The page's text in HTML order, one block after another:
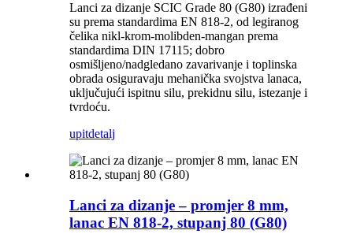
Lanci za dizanje SCIC Grade 80 (G80) izrađeni
su prema standardima EN 818-2, od legiranog
čelika nikl-krom-molibden-mangan prema
standardima DIN 17115; dobro
osmišljeno/nadgledano zavarivanje i toplinska
obrada osiguravaju mehanička svojstva lanaca,
uključujući ispitnu silu, prekidnu silu, istezanje i
tvrdoću.
upitdetalj
Lanci za dizanje – promjer 8 mm,
lanac EN 818-2, stupanj 80 (G80)